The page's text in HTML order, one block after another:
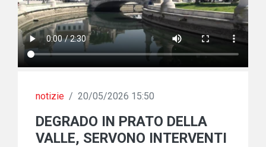
notizie / 20/05/2026 15:50
DEGRADO IN PRATO DELLA
VALLE, SERVONO INTERVENTI